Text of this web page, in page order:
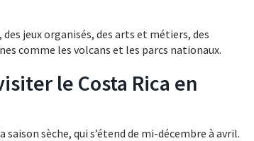
jeux organisés, des arts et métiers, des
comme les volcans et les parcs nationaux.
le Costa Rica en
sèche, qui s’étend de mi-décembre à avril.